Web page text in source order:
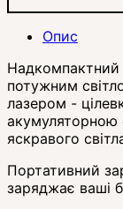
Опис
Надкомпактний
потужним
лазером -
яскравого
Портативний
заряджає ваші